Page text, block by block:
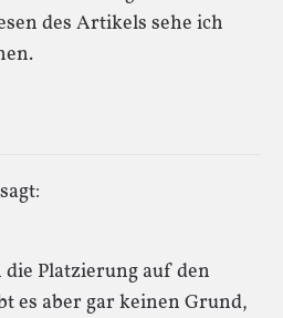
des Artikels sehe ich
sagt:
die Platzierung auf den
es aber gar keinen Grund,